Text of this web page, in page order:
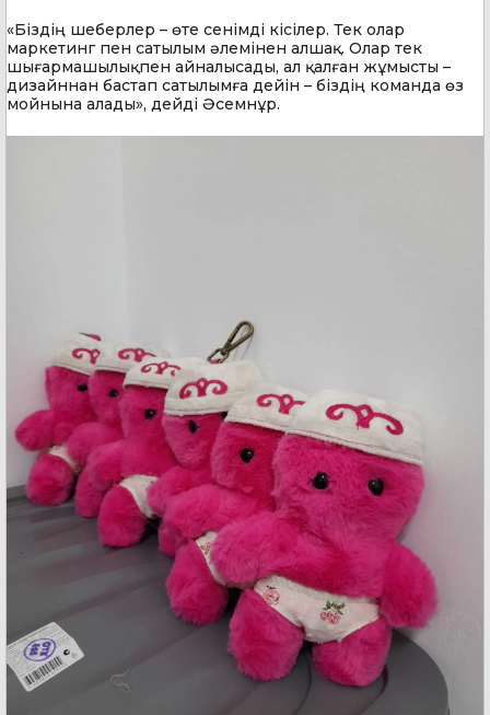
«Біздің шеберлер – өте сенімді кісілер. Тек олар
маркетинг пен сатылым әлемінен алшақ. Олар тек
шығармашылықпен айналысады, ал қалған жұмысты –
дизайннан бастап сатылымға дейін – біздің команда өз
мойнына алады», дейді Әсемнұр.